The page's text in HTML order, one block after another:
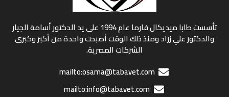
تأسست طابا ميديكال فارما عام 1994 على يد الدكتور أسامة الجيار
والدكتور علي زراد ومنذ ذلك الوقت أصبحت واحدة من أكبر وكبرى
الشركات المصرية.
mailto:osama@tabavet.com
mailto:info@tabavet.com